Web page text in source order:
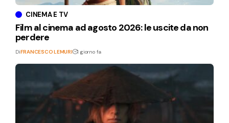
CINEMA E TV
Film al cinema ad agosto 2026: le uscite da non
perdere
DiFRANCESCO LEMURI 1 giorno fa